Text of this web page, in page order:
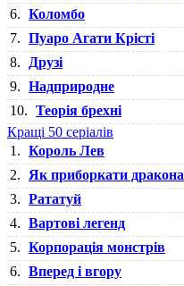
6. Коломбо
7. Пуаро Агати Крісті
8.
Друзі
9. Надприродне
10. Теорія брехні
Кращі 50 серіалів
1. Король Лев
2.
Як приборкати дракона
3. Рататуй
4. Вартові легенд
5. Корпорація монстрів
6. Вперед і вгору